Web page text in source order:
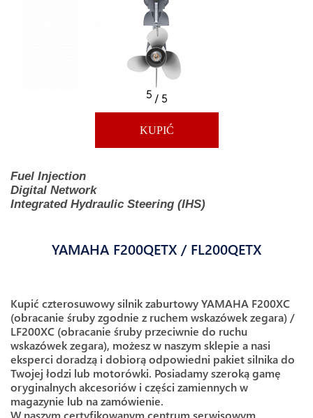
5 / 5
KUPIĆ
Fuel Injection
Digital Network
Integrated Hydraulic Steering (IHS)
YAMAHA F200QETX / FL200QETX
Kupić czterosuwowy silnik zaburtowy YAMAHA F200XC
(obracanie śruby zgodnie z ruchem wskazówek zegara) /
LF200XC (obracanie śruby przeciwnie do ruchu
wskazówek zegara), możesz w naszym sklepie a nasi
eksperci doradzą i dobiorą odpowiedni pakiet silnika do
Twojej łodzi lub motorówki. Posiadamy szeroką gamę
oryginalnych akcesoriów i części zamiennych w
magazynie lub na zamówienie.
W naszym certyfikowanym centrum serwisowym